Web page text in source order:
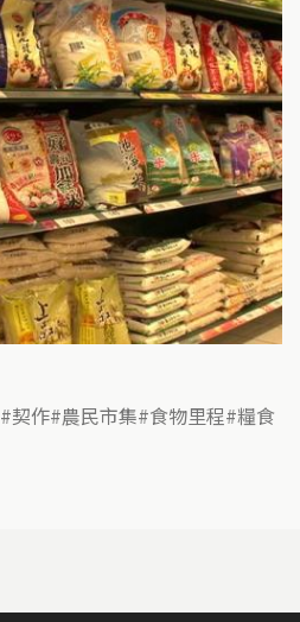
契作 農民市集 食物里程 糧食